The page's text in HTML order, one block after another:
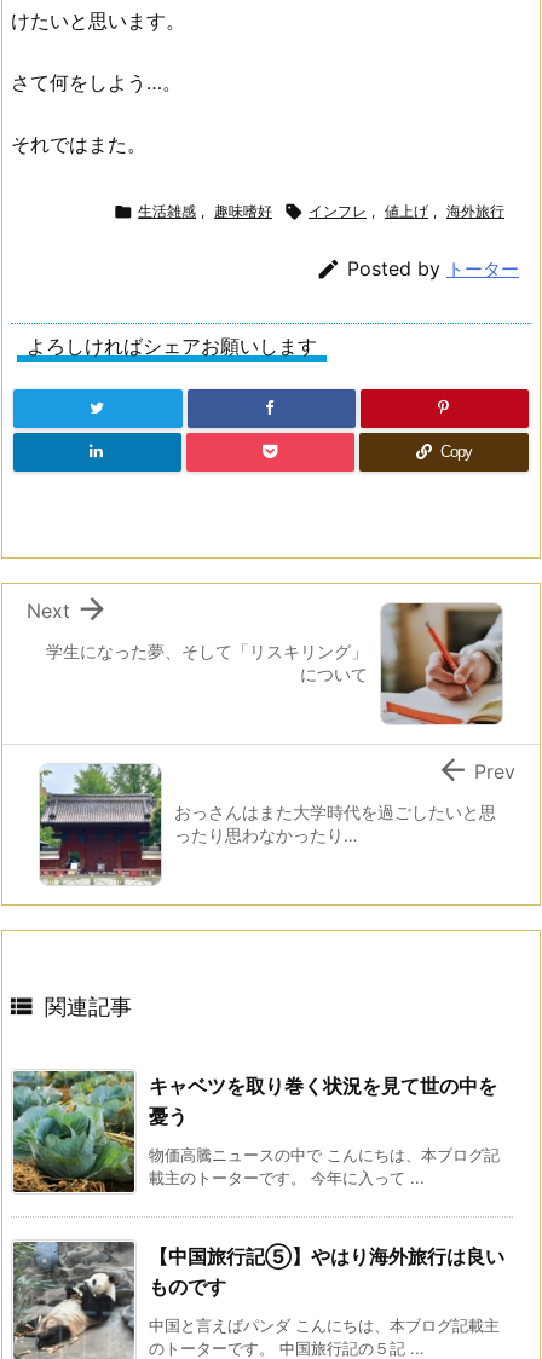
けたいと思います。
さて何をしよう…。
それではまた。
 生活雑感 , 趣味嗜好  インフレ , 値上げ , 海外旅行
 Posted by トーター
よろしければシェアお願いします
Copy
学生になった夢、そして「リスキリング」
について

Next
おっさんはまた大学時代を過ごしたいと思
ったり思わなかったり…
 Prev
 関連記事
キャベツを取り巻く状況を見て世の中を
憂う
物価高騰ニュースの中で こんにちは、本ブログ記
載主のトーターです。 今年に入って ...
【中国旅行記⑤】やはり海外旅行は良い
ものです
中国と言えばパンダ こんにちは、本ブログ記載主
のトーターです。 中国旅行記の５記 ...